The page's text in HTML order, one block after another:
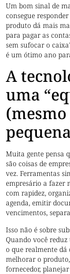
Um bom sinal de
consegue
produto dá mais
para pagar as
sem sufocar o
é um ótimo ano
A
uma
Muita gente pensa
são coisas de
vez. Ferramentas
empresário a fazer
com rapidez,
agenda, emitir
vencimentos,
Isso não é sobre
Quando você
o que realmente dá
melhorar o
fornecedor,